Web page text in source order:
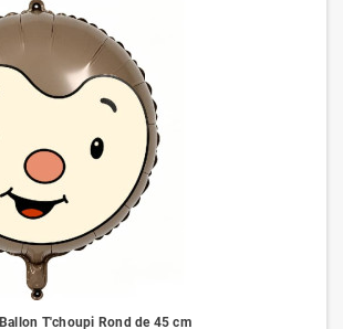
Ballon T'choupi Rond de 45 cm